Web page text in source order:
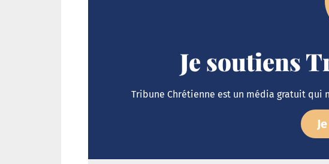
Je soutiens
Tribune Chrétienne est un média gratuit qui